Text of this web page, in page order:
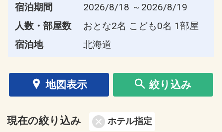
宿泊期間
2026/8/18 ～2026/8/19
人数・部屋数
おとな2名 こども0名 1部屋
宿泊地
北海道
地図表示 絞り込み
現在の絞り込み ホテル指定